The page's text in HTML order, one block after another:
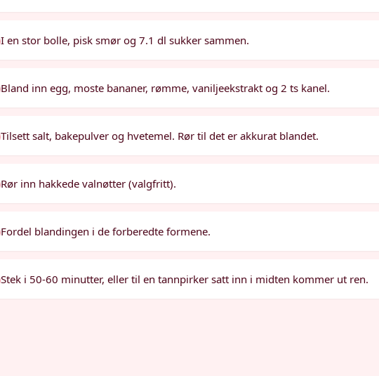
I en stor bolle, pisk smør og 7.1 dl sukker sammen.
Bland inn egg, moste bananer, rømme, vaniljeekstrakt og 2 ts kanel.
Tilsett salt, bakepulver og hvetemel. Rør til det er akkurat blandet.
Rør inn hakkede valnøtter (valgfritt).
Fordel blandingen i de forberedte formene.
Stek i 50-60 minutter, eller til en tannpirker satt inn i midten kommer ut ren.